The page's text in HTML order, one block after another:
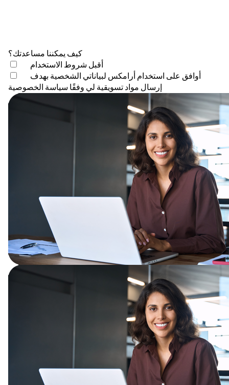
كيف يمكننا مساعدتك؟
أقبل شروط الاستخدام
أوافق على استخدام أرامكس لبياناتي الشخصية بهدف
إرسال مواد تسويقية لي وفقًا سياسة الخصوصية